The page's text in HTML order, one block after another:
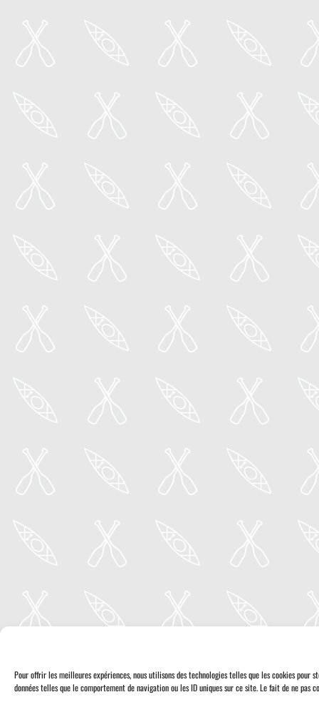
Pour offrir les meilleures expériences, nous utilisons des technologies telles que les cookies
données telles que le comportement de navigation ou les ID uniques sur ce site. Le fait de ne